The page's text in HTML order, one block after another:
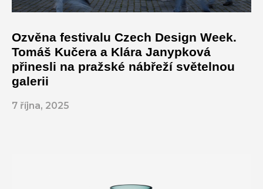
Ozvěna festivalu Czech Design Week.
Tomáš Kučera a Klára Janypková
přinesli na pražské nábřeží světelnou
galerii
7 října, 2025